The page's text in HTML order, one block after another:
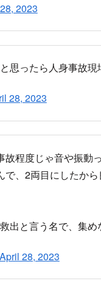
2023
思ったら人身事故
28, 2023
程度じゃ音や振動
、2両目にしたか
出と言う名で、集め
April 28, 2023